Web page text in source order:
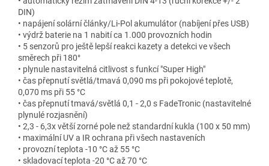
DIN)
• napájení solární články/Li-Pol akumulátor (nabíjení přes USB)
• výdrž baterie na 1 nabití ca 1.000 provozních hodin
• 5 senzorů pro ještě lepší reakci kazety a detekci ve všech
směrech při 180°
• plynule nastavitelná citlivost s funkcí "Super High"
• čas přepnutí světlá/tmavá 0,090 ms při pokojové teplotě,
0,070 ms při 55 °C
• čas přepnutí tmavá/světlá 0,1 - 2,0 s FadeTronic (nastavitelné
plynulé rozjasnění)
• 2,3 - 6,3x větší zorné pole než standardní kukla (100 x 50 mm)
• maximální UV a IR ochrana při všech nastaveních
• provozní teplota -10 °C až 55 °C
• skladovací teplota -20 °C až 70 °C